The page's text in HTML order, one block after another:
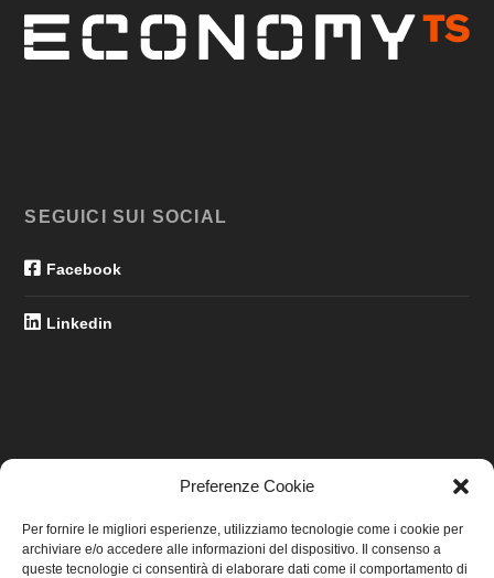
Preferenze Cookie
Per fornire le migliori esperienze, utilizziamo tecnologie come i cookie per
archiviare e/o accedere alle informazioni del dispositivo. Il consenso a
queste tecnologie ci consentirà di elaborare dati come il comportamento di
SEGUICI SUI SOCIAL
Facebook
Linkedin
Home